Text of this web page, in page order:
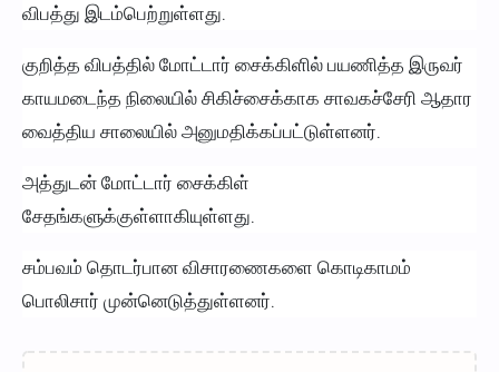
விபத்து இடம்பெற்றுள்ளது.
குறித்த விபத்தில் மோட்டார் சைக்கிளில் பயணித்த இருவர்
காயமடைந்த நிலையில் சிகிச்சைக்காக சாவகச்சேரி ஆதார
வைத்திய சாலையில் அனுமதிக்கப்பட்டுள்ளனர்.
அத்துடன் மோட்டார் சைக்கிள்
சேதங்களுக்குள்ளாகியுள்ளது.
சம்பவம் தொடர்பான விசாரணைகளை கொடிகாமம்
பொலிசார் முன்னெடுத்துள்ளனர்.